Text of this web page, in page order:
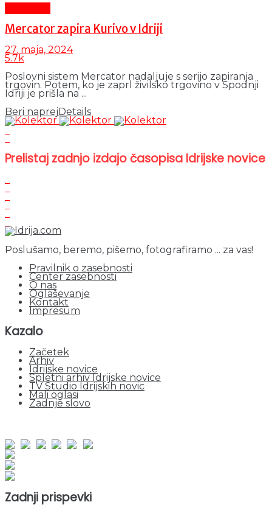
Mercator zapira Kurivo v Idriji
27. maja, 2024
5.7k
Poslovni sistem Mercator nadaljuje s serijo zapiranja
trgovin. Potem, ko je zaprl živilsko trgovino v Spodnji
Idriji je prišla na ...
Beri naprejDetails
Prelistaj zadnjo izdajo časopisa Idrijske novice
Poslušamo, beremo, pišemo, fotografiramo ... za vas!
Pravilnik o zasebnosti
Center zasebnosti
O nas
Oglaševanje
Kontakt
Impresum
Kazalo
Začetek
Arhiv
Idrijske novice
Spletni arhiv Idrijske novice
TV Studio Idrijskih novic
Mali oglasi
Zadnje slovo
Zadnji prispevki